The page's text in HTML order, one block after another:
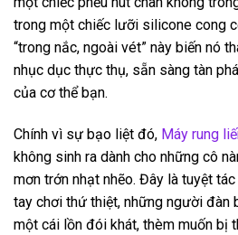
trong một chiếc lưỡi silicone cong
“trong nắc, ngoài vét” này biến nó
nhục dục thực thụ, sẵn sàng tàn
của cơ thể bạn.
Chính vì sự bạo liệt đó, Máy rung
không sinh ra dành cho những cô
mơn trớn nhạt nhẽo. Đây là tuyệt
tay chơi thứ thiệt, những người đàn
một cái lồn đói khát, thèm muốn bị